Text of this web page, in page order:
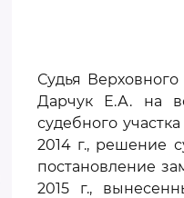
Судья
Дарчук Е.А. на
судебного
2014 г., решение
постановление
2015 г.,